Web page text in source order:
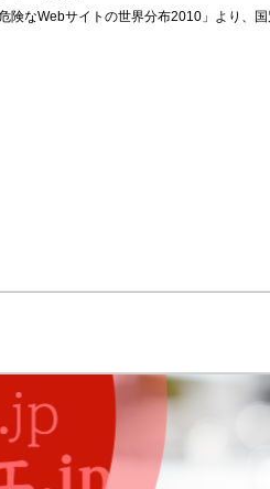
険なWebサイトの世界分布2010」より、国